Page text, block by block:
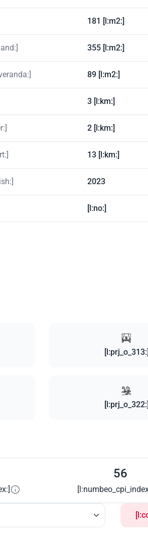
181 [l:m2:]
355 [l:m2:]
89 [l:m2:]
3 [l:km:]
2 [l:km:]
13 [l:km:]
2023
[l:no:]
[l:prj_o_313:]
[l:prj_o_322:]
56